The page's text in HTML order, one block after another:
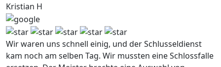
Kristian H
Wir waren uns schnell einig, und der Schlusseldienst
kam noch am selben Tag. Wir mussten eine Schlossfalle